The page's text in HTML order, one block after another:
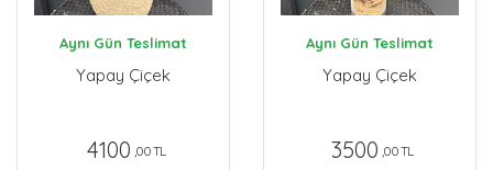
Aynı Gün Teslimat
Yapay Çiçek
4100 ,00 TL
Aynı Gün Teslimat
Yapay Çiçek
3500 ,00 TL